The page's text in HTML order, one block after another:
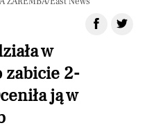
w
zabicie 2-
ją w